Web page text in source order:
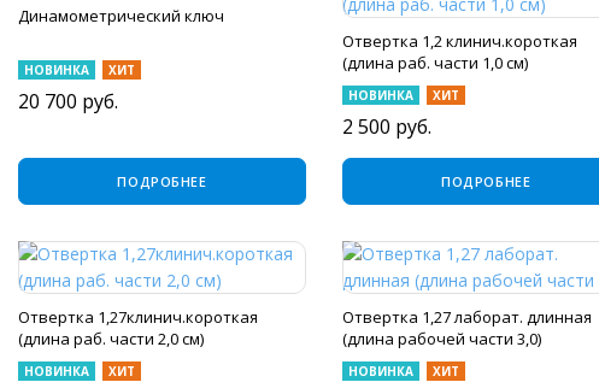
Динамометрический ключ
НОВИНКА ХИТ
20 700 руб.
ПОДРОБНЕЕ
Отвертка 1,2 клинич.короткая
(длина раб. части 1,0 см)
НОВИНКА ХИТ
2 500 руб.
ПОДРОБНЕЕ
Отвертка 1,27клинич.короткая
(длина раб. части 2,0 см)
НОВИНКА ХИТ
Отвертка 1,27 лаборат. длинная
(длина рабочей части 3,0)
НОВИНКА ХИТ